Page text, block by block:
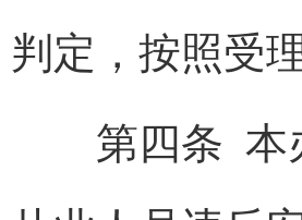
判定，按照受
第四条 本办